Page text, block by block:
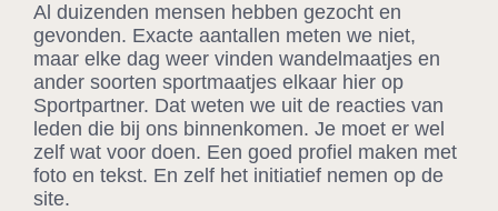
Al duizenden mensen hebben gezocht en
gevonden. Exacte aantallen meten we niet,
maar elke dag weer vinden wandelmaatjes en
ander soorten sportmaatjes elkaar hier op
Sportpartner. Dat weten we uit de reacties van
leden die bij ons binnenkomen. Je moet er wel
zelf wat voor doen. Een goed profiel maken met
foto en tekst. En zelf het initiatief nemen op de
site.